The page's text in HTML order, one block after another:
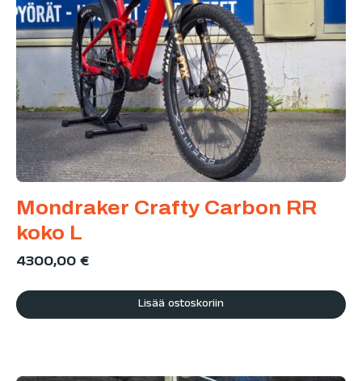
Mondraker Crafty Carbon RR
koko L
4300,00€
Lisää ostoskoriin